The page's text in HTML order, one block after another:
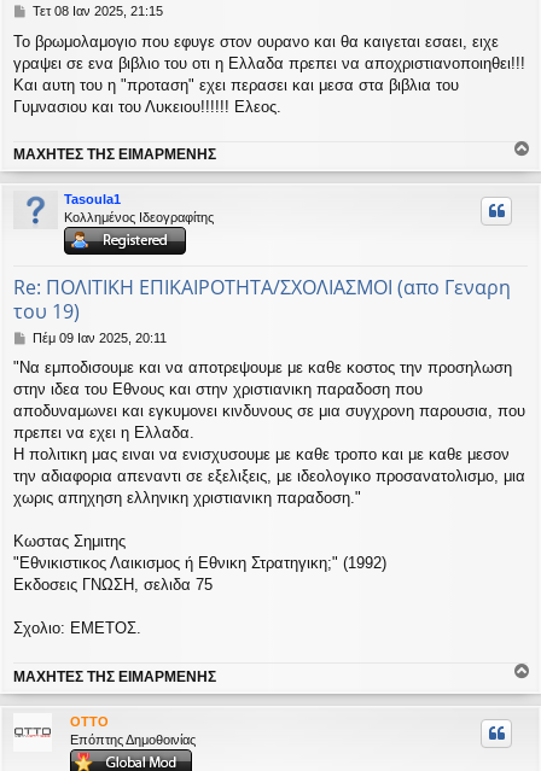
Δ
μ
ο
σ
ί
ε
σ
η
Τετ 08 Ιαν 2025, 21:15
Το βρωμολαμογιο που εφυγε στον ουρανο και θα καιγεται εσαει, ειχε
γραψει σε ενα βιβλιο του οτι η Ελλαδα πρεπει να αποχριστιανοποιηθει!!!
Και αυτη του η "προταση" εχει περασει και μεσα στα βιβλια του
Γυμνασιου και του Λυκειου!!!!!! Ελεος.
ΜΑΧΗΤΕΣ ΤΗΣ ΕΙΜΑΡΜΕΝΗΣ
ο
ρ
Tasoula1
Κολλημένος Ιδεογραφίτης
Re: ΠΟΛΙΤΙΚΗ ΕΠΙΚΑΙΡΟΤΗΤΑ/ΣΧΟΛΙΑΣΜΟΙ (απο Γεναρη
του 19)
Δ
μ
ο
σ
ί
υ
σ
η
Πέμ 09 Ιαν 2025, 20:11
"Να εμποδισουμε και να αποτρεψουμε με καθε κοστος την προσηλωση
στην ιδεα του Εθνους και στην χριστιανικη παραδοση που
αποδυναμωνει και εγκυμονει κινδυνους σε μια συγχρονη παρουσια, που
πρεπει να εχει η Ελλαδα.
Η πολιτικη μας ειναι να ενισχυσουμε με καθε τροπο και με καθε μεσον
την αδιαφορια απεναντι σε εξελιξεις, με ιδεολογικο προσανατολισμο, μια
χωρις απηχηση ελληνικη χριστιανικη παραδοση."
Κωστας Σημιτης
"Εθνικιστικος Λαικισμος ή Εθνικη Στρατηγικη;" (1992)
Εκδοσεις ΓΝΩΣΗ, σελιδα 75
Σχολιο: ΕΜΕΤΟΣ.
ΜΑΧΗΤΕΣ ΤΗΣ ΕΙΜΑΡΜΕΝΗΣ
ρ
OTTO
Επόπτης Δημοθοινίας